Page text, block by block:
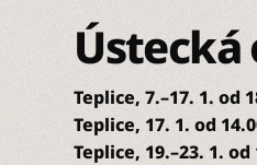
Ústecká
Teplice, 7.–17. 1. od
Teplice, 17. 1. od
Teplice, 19.–23. 1. od